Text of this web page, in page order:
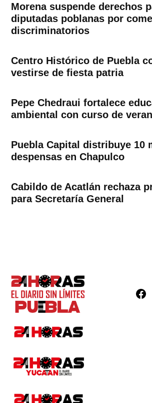
Morena suspende derechos
diputadas poblanas por
discriminatorios
Centro Histórico de Puebla
vestirse de fiesta patria
Pepe Chedraui fortalece
ambiental con curso de
Puebla Capital distribuye 10
despensas en Chapulco
Cabildo de Acatlán rechaza
para Secretaría General